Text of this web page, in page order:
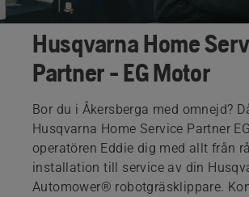
Husqvarna Home
Partner - EG Motor
Bor du i Åkersberga med omnejd?
Husqvarna Home Service Partner
operatören Eddie dig med allt från
installation till service av din
Automower® robotgräsklippare.